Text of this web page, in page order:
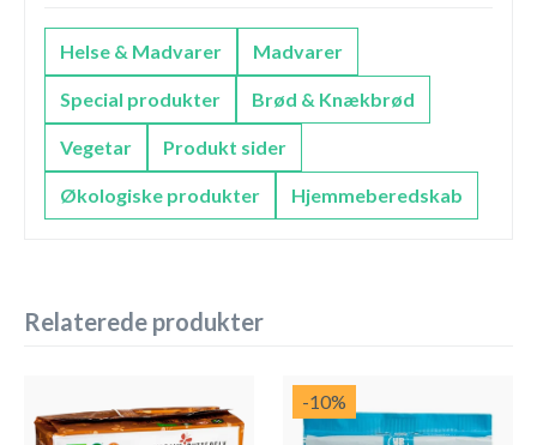
Helse & Madvarer Madvarer
Special produkter Brød & Knækbrød
Vegetar Produkt sider
Økologiske produkter Hjemmeberedskab
Relaterede produkter
-10%